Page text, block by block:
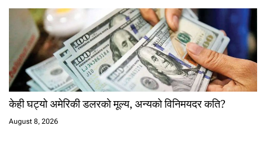
केही घट्यो अमेरिकी डलरको मूल्य, अन्यको विनिमयदर कति?
August 8, 2026